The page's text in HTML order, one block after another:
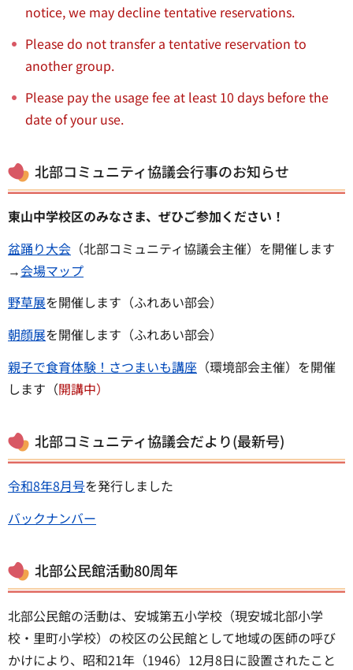
notice, we may decline tentative reservations.
Please do not transfer a tentative reservation to
another group.
Please pay the usage fee at least 10 days before the
date of your use.
北部コミュニティ協議会行事のお知らせ
東山中学校区のみなさま、ぜひご参加ください！
盆踊り大会 （北部コミュニティ協議会主催）を開催します
→会場マップ
野草展を開催します（ふれあい部会）
朝顔展を開催します（ふれあい部会）
親子で食育体験！さつまいも講座 （環境部会主催）を開催
します（開講中）
北部コミュニティ協議会だより(最新号)
令和8年8月号を発行しました
バックナンバー
北部公民館活動80周年
北部公民館の活動は、安城第五小学校（現安城北部小学
校・里町小学校）の校区の公民館として地域の医師の呼び
かけにより、昭和21年（1946）12月8日に設置されたこと